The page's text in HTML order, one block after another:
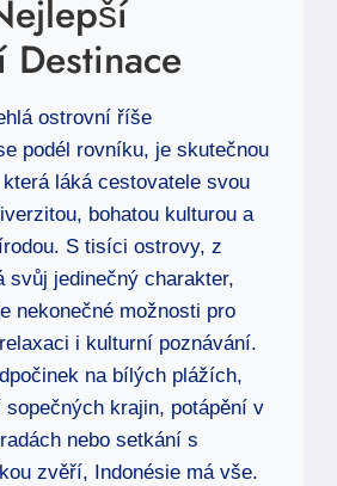
Destinace
ostrovní říše
podél rovníku, je skutečnou
která láká cestovatele svou
bohatou kulturou a
S tisíci ostrovy, z
svůj jedinečný charakter,
nekonečné možnosti pro
i kulturní poznávání.
na bílých plážích,
sopečných krajin, potápění v
nebo setkání s
zvěří, Indonésie má vše.